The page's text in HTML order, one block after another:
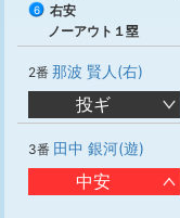
6
右安
ノーアウト１塁
2番 那波 賢人(右)
投ギ
3番 田中 銀河(遊)
中安